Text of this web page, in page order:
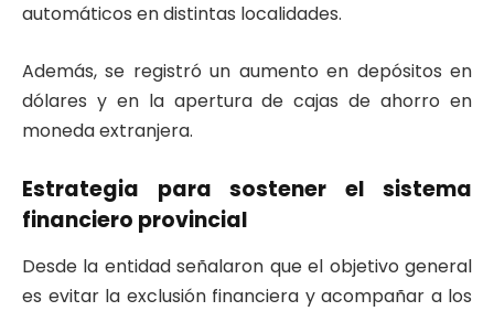
automáticos en distintas localidades.
Además, se registró un aumento en depósitos en
dólares y en la apertura de cajas de ahorro en
moneda extranjera.
Estrategia para sostener el sistema
financiero provincial
Desde la entidad señalaron que el objetivo general
es evitar la exclusión financiera y acompañar a los